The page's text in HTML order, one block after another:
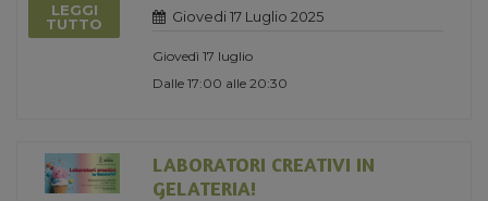
LEGGI
TUTTO
Giovedi 17 Luglio 2025
Giovedì 17 luglio
Dalle 17:00 alle 20:30
LABORATORI CREATIVI IN
GELATERIA!